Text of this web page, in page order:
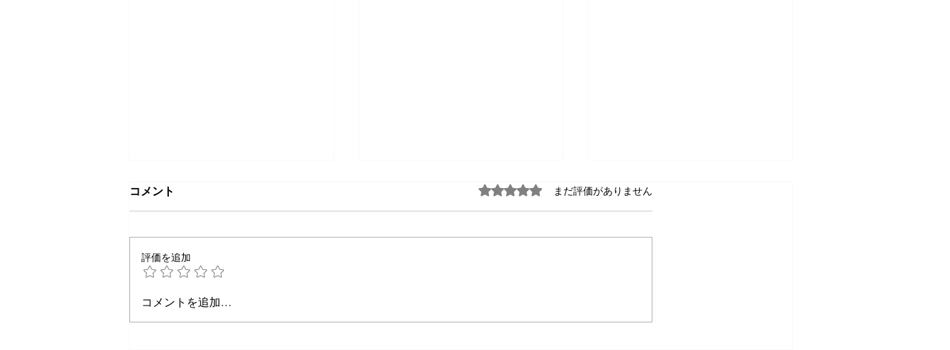
🎍あけましておめでとうござ
います🎍
セミナーの必要性－2/10テス
ます！
コメント 5つ星のうち0と評価されています。
まだ評価がありません
評価を追加
コメントを追加…